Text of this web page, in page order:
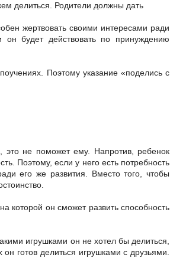
делиться. Родители должны дать
жертвовать своими интересами ради
он будет действовать по принуждению
Поэтому указание «поделись с
это не поможет ему. Напротив, ребенок
Поэтому, если у него есть потребность
его же развития. Вместо того, чтобы
которой он сможет развить способность
игрушками он не хотел бы делиться,
готов делиться игрушками с друзьями.